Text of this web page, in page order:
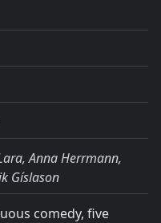
Anna Herrmann,
Gíslason
comedy, five